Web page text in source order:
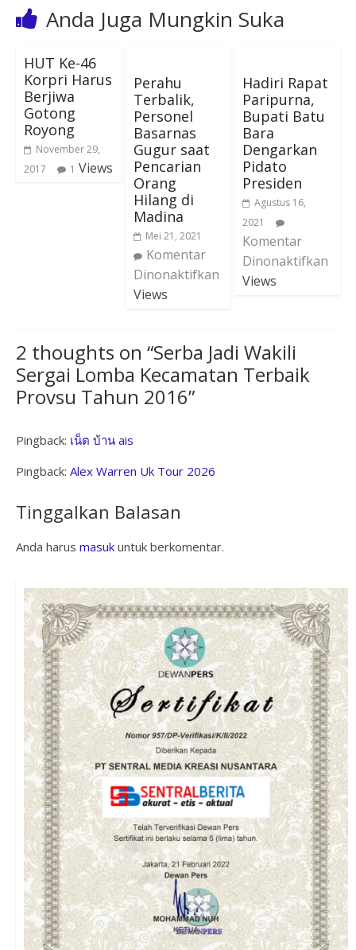
Anda Juga Mungkin Suka
HUT Ke-46
Korpri Harus
Berjiwa
Gotong
Royong
November 29,
2017
1 Views
Perahu
Terbalik,
Personel
Basarnas
Gugur saat
Pencarian
Orang
Hilang di
Madina
Mei 21, 2021
Komentar
Dinonaktifkan
Views
Hadiri Rapat
Paripurna,
Bupati Batu
Bara
Dengarkan
Pidato
Presiden
Agustus 16,
2021
Komentar
Dinonaktifkan
Views
2 thoughts on “Serba Jadi Wakili
Sergai Lomba Kecamatan Terbaik
Provsu Tahun 2016”
Pingback: เน็ต บ้าน ais
Pingback: Alex Warren Uk Tour 2026
Tinggalkan Balasan
Anda harus masukuntuk berkomentar.